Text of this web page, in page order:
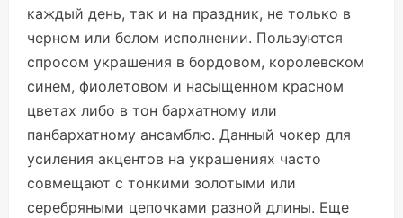
каждый день, так и на праздник, не только в
черном или белом исполнении. Пользуются
спросом украшения в бордовом, королевском
синем, фиолетовом и насыщенном красном
цветах либо в тон бархатному или
панбархатному ансамблю. Данный чокер для
усиления акцентов на украшениях часто
совмещают с тонкими золотыми или
серебряными цепочками разной длины. Еще